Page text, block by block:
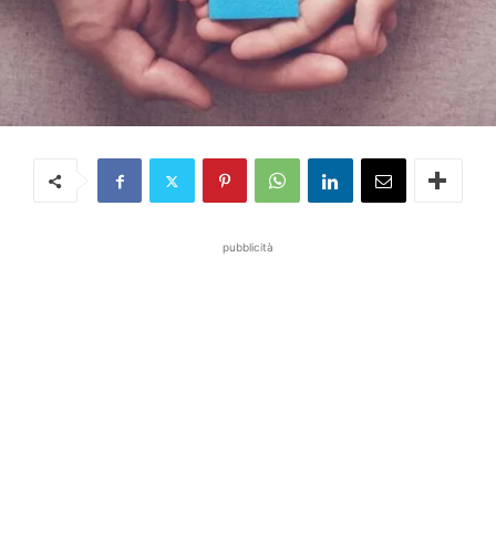
pubblicità